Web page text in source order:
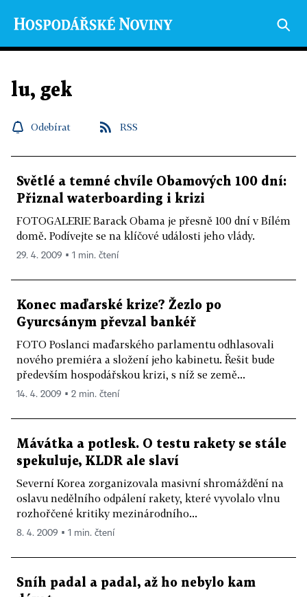
lu, gek
Odebírat RSS
Světlé a temné chvíle Obamových 100 dní:
Přiznal waterboarding i krizi
FOTOGALERIE Barack Obama je přesně 100 dní v Bílém
domě. Podívejte se na klíčové události jeho vlády.
29. 4. 2009 ▪ 1 min. čtení
Konec maďarské krize? Žezlo po
Gyurcsánym převzal bankéř
FOTO Poslanci maďarského parlamentu odhlasovali
nového premiéra a složení jeho kabinetu. Řešit bude
především hospodářskou krizi, s níž se země...
14. 4. 2009 ▪ 2 min. čtení
Mávátka a potlesk. O testu rakety se stále
spekuluje, KLDR ale slaví
Severní Korea zorganizovala masivní shromáždění na
oslavu nedělního odpálení rakety, které vyvolalo vlnu
rozhořčené kritiky mezinárodního...
8. 4. 2009 ▪ 1 min. čtení
Sníh padal a padal, až ho nebylo kam